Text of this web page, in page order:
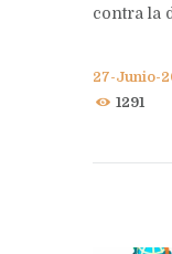
contra la
27-Junio-
1291